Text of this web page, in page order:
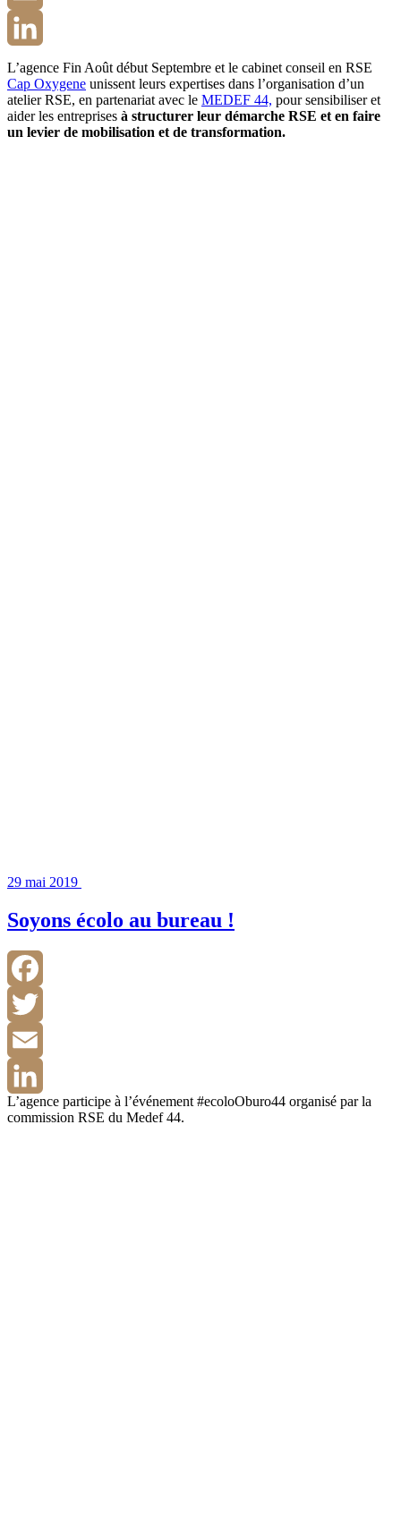
Email
LinkedIn
L’agence Fin Août début Septembre et le cabinet conseil en RSE
Cap Oxygene unissent leurs expertises dans l’organisation d’un
atelier RSE, en partenariat avec le MEDEF 44, pour sensibiliser et
aider les entreprises à structurer leur démarche RSE et en faire
un levier de mobilisation et de transformation.
29 mai 2019
Soyons écolo au bureau !
Facebook
Twitter
Email
LinkedIn
L’agence participe à l’événement #ecoloOburo44 organisé par la
commission RSE du Medef 44.